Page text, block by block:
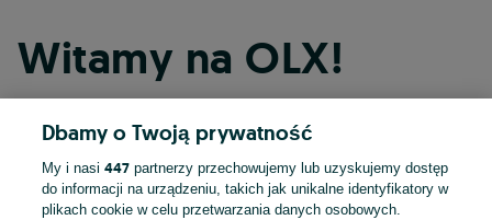
Witamy na OLX!
Kontynuuj przez Facebooka
Kontynuuj przez konto Apple
Dbamy o Twoją prywatność
My i nasi447 partnerzy przechowujemy lub uzyskujemy dostęp
do informacji na urządzeniu, takich jak unikalne identyfikatory w
plikach cookie w celu przetwarzania danych osobowych.